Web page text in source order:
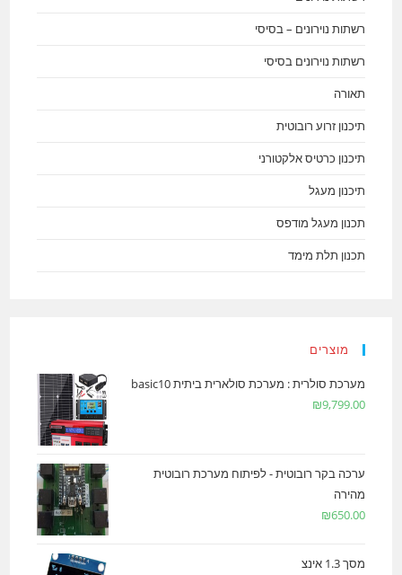
רשתות נוירונים – בסיסי
רשתות נוירונים בסיסי
תאורה
תיכנון זרוע רובוטית
תיכנון כרטיס אלקטורני
תיכנון מעגל
תכנון מעגל מודפס
תכנון תלת מימד
מוצרים
מערכת סולרית : מערכת סולארית ביתית basic10
₪9,799.00
ערכה בקר רובוטית - לפיתוח מערכת רובוטית
מהירה
₪650.00
מסך 1.3 אינצ